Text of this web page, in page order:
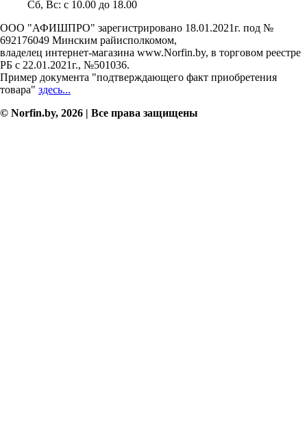
Сб, Вс: c 10.00 до 18.00
ООО "АФИШПРО" зарегистрировано 18.01.2021г. под №
692176049 Минским райисполкомом,
владелец интернет-магазина www.Norfin.by, в торговом реестре
РБ с 22.01.2021г., №501036.
Пример документа "подтверждающего факт приобретения
товара" здесь...
© Norfin.by, 2026 | Все права защищены